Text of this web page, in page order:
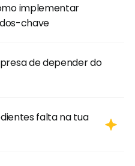
implementar
chave
de depender do
falta na tua